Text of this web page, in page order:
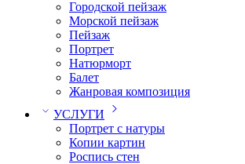
Городской пейзаж
Морской пейзаж
Пейзаж
Портрет
Натюрморт
Балет
Жанровая композиция
УСЛУГИ
Портрет с натуры
Копии картин
Роспись стен